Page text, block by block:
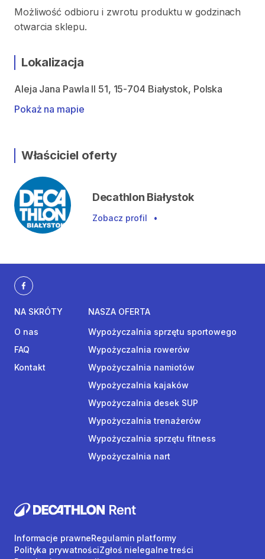
Możliwość odbioru i zwrotu produktu w godzinach
otwarcia sklepu.
Lokalizacja
Aleja Jana Pawla II 51, 15-704 Białystok, Polska
Pokaż na mapie
Właściciel oferty
Decathlon Białystok
Zobacz profil •
NA SKRÓTY
O nas
FAQ
Kontakt
NASZA OFERTA
Wypożyczalnia sprzętu sportowego
Wypożyczalnia rowerów
Wypożyczalnia namiotów
Wypożyczalnia kajaków
Wypożyczalnia desek SUP
Wypożyczalnia trenażerów
Wypożyczalnia sprzętu fitness
Wypożyczalnia nart
Informacje prawneRegulamin platformy
Polityka prywatnościZgłoś nielegalne treści